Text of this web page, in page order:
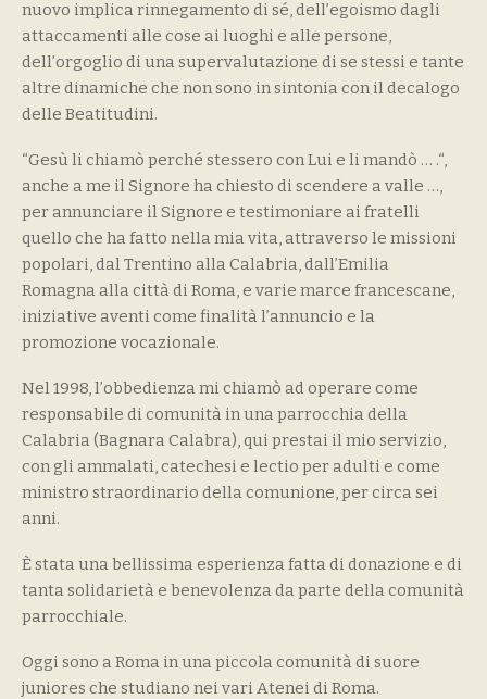
nuovo implica rinnegamento di sé, dell’egoismo dagli
attaccamenti alle cose ai luoghi e alle persone,
dell’orgoglio di una supervalutazione di se stessi e tante
altre dinamiche che non sono in sintonia con il decalogo
delle Beatitudini.
“Gesù li chiamò perché stessero con Lui e li mandò … .“,
anche a me il Signore ha chiesto di scendere a valle …,
per annunciare il Signore e testimoniare ai fratelli
quello che ha fatto nella mia vita, attraverso le missioni
popolari, dal Trentino alla Calabria, dall’Emilia
Romagna alla città di Roma, e varie marce francescane,
iniziative aventi come finalità l’annuncio e la
promozione vocazionale.
Nel 1998, l’obbedienza mi chiamò ad operare come
responsabile di comunità in una parrocchia della
Calabria (Bagnara Calabra), qui prestai il mio servizio,
con gli ammalati, catechesi e lectio per adulti e come
ministro straordinario della comunione, per circa sei
anni.
È stata una bellissima esperienza fatta di donazione e di
tanta solidarietà e benevolenza da parte della comunità
parrocchiale.
Oggi sono a Roma in una piccola comunità di suore
juniores che studiano nei vari Atenei di Roma.